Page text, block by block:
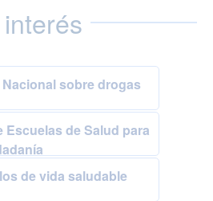
Nacional sobre drogas
Escuelas de Salud para
de vida saludable